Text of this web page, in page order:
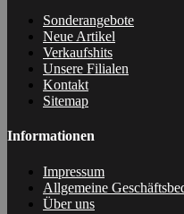
Sonderangebote
Neue Artikel
Verkaufshits
Unsere Filialen
Kontakt
Sitemap
Informationen
Impressum
Allgemeine
Über uns